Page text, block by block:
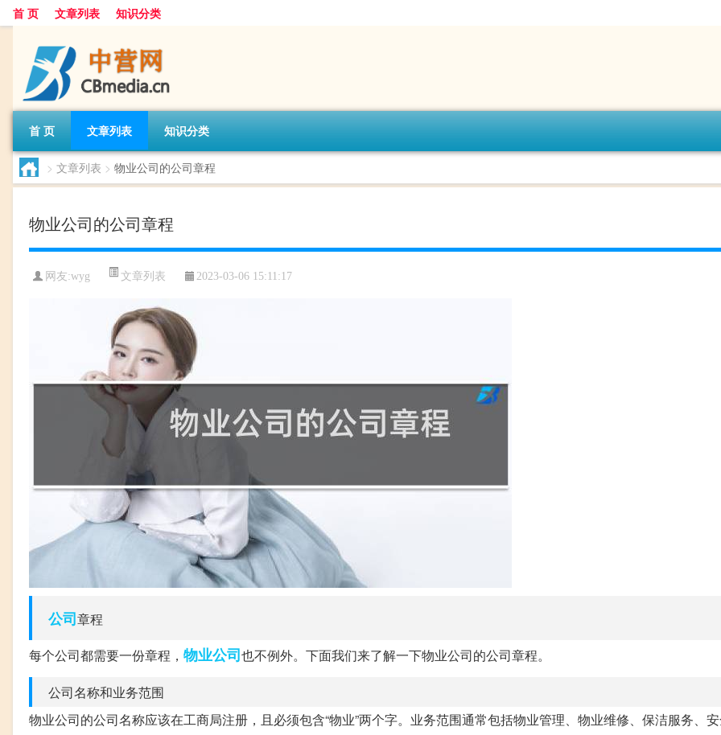
首 页 文章列表 知识分类
首 页 文章列表 知识分类
> 文章列表 > 物业公司的公司章程
物业公司的公司章程
网友:wyg 文章列表 2023-03-06 15:11:17
公司章程
每个公司都需要一份章程， 物业公司也不例外。下面我们来了解一下物业公司的公司章程。
公司名称和业务范围
物业公司的公司名称应该在工商局注册，且必须包含“物业”两个字。业务范围通常包括物业管理、物业维修、保洁服务、